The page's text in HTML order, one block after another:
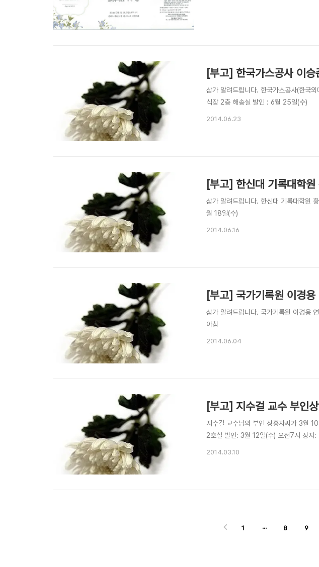
[부고] 한국가스공사 이
삼가 알려드립니다. 한국가스공사(한국
식장 2층 해송실 발인 : 6월 25일(수)
2014.06.23
[부고] 한신대 기록대학
삼가 알려드립니다. 한신대 기록대학원
월 18일(수)
2014.06.16
[부고] 국가기록원 이경
삼가 알려드립니다. 국가기록원 이경용
아침
2014.06.04
[부고] 지수걸 교수 부인상
지수걸 교수님의 부인 장홍자씨가 3월
2호실 발인: 3월 12일(수) 오전7시 장
2014.03.10
1 ··· 8 9